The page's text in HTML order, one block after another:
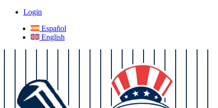
Login
Español
English